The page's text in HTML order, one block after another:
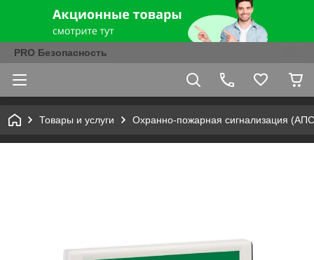
PRO Безопасность
Товары и услуги Охранно-пожарная сигнализация